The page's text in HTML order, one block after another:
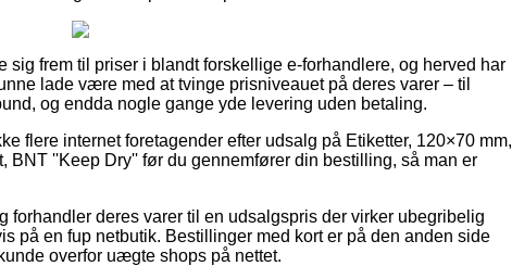
sig frem til priser i blandt forskellige e-forhandlere, og herved har
lade være med at tvinge prisniveauet på deres varer – til
og endda nogle gange yde levering uden betaling.
flere internet foretagender efter udsalg på Etiketter, 120×70 mm,
BNT ''Keep Dry'' før du gennemfører din bestilling, så man er
forhandler deres varer til en udsalgspris der virker ubegribelig
på en fup netbutik. Bestillinger med kort er på den anden side
overfor uægte shops på nettet.